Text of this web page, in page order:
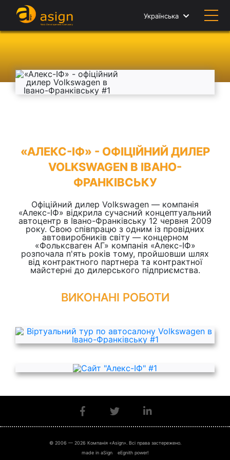
Українська
«АЛЕКС-ІФ» - ОФІЦІЙНИЙ ДИЛЕР
VOLKSWAGEN В ІВАНО-
ФРАНКІВСЬКУ
Офіційний дилер Volkswagen — компанія
«Алекс-ІФ» відкрила сучасний концептуальний
автоцентр в Івано-Франківську 12 червня 2009
року. Cвою співпрацю з одним із провідних
автовиробників світу — концерном
«Фольксваген АГ» компанія «Алекс-ІФ»
розпочала п'ять років тому, пройшовши шлях
від контрактного партнера та контрактної
майстерні до дилерського підприємства.
ВИКОНАНІ РОБОТИ
© 2006 — 2026 Компанія «Asign». Всі права застережено.
made in aSign
eEgnith power!